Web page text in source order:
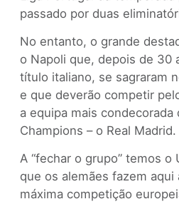
passado por duas
No entanto, o grande
o Napoli que, depois de 30
título italiano, se sagraram
e que deverão competir
a equipa mais condecorada
Champions – o Real Madrid.
A “fechar o grupo” temos o
que os alemães fazem aqui
máxima competição